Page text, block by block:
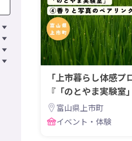
「上市暮らし体感プ
『「のとやま実験
ペアリング体験
富山県上市町
イベント・体験